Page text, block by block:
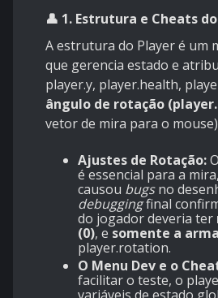
👤 1. Estrutura e Cheats
A estrutura do Player é um
que gerencia estado e
player.y, player.health,
ângulo de rotação
vetor de mira para o
Ajustes de Rotação:
é essencial para a
causou bugsno
debuggingfinal
do jogador deveria ter
(0), e somente a arma
player.rotation.
O Menu Dev e o
facilitar o teste, o